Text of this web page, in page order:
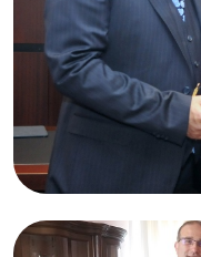
10.05.2017
Adil Sani KONUKOĞLU